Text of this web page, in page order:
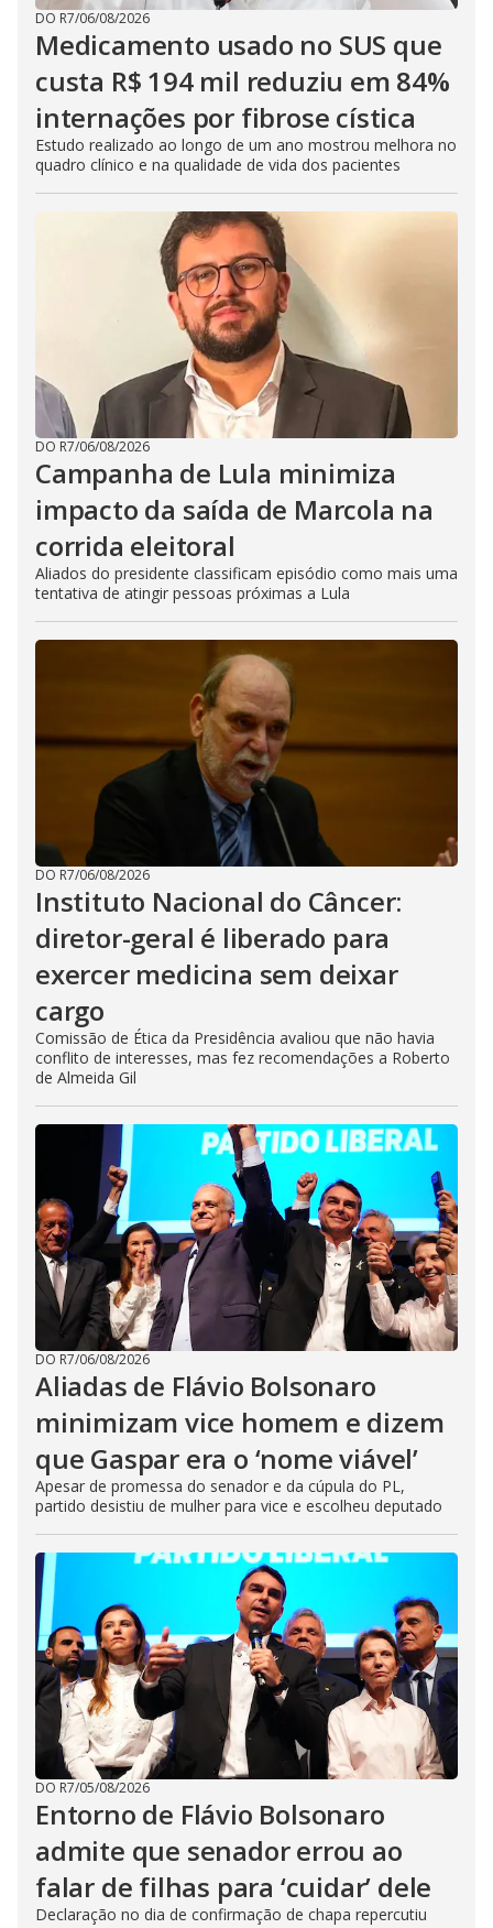
DO R7/06/08/2026
Medicamento usado no SUS que
custa R$ 194 mil reduziu em 84%
internações por fibrose cística
Estudo realizado ao longo de um ano mostrou melhora no
quadro clínico e na qualidade de vida dos pacientes
DO R7/06/08/2026
Campanha de Lula minimiza
impacto da saída de Marcola na
corrida eleitoral
Aliados do presidente classificam episódio como mais uma
tentativa de atingir pessoas próximas a Lula
DO R7/06/08/2026
Instituto Nacional do Câncer:
diretor-geral é liberado para
exercer medicina sem deixar
cargo
Comissão de Ética da Presidência avaliou que não havia
conflito de interesses, mas fez recomendações a Roberto
de Almeida Gil
DO R7/06/08/2026
Aliadas de Flávio Bolsonaro
minimizam vice homem e dizem
que Gaspar era o ‘nome viável’
Apesar de promessa do senador e da cúpula do PL,
partido desistiu de mulher para vice e escolheu deputado
DO R7/05/08/2026
Entorno de Flávio Bolsonaro
admite que senador errou ao
falar de filhas para ‘cuidar’ dele
Declaração no dia de confirmação de chapa repercutiu